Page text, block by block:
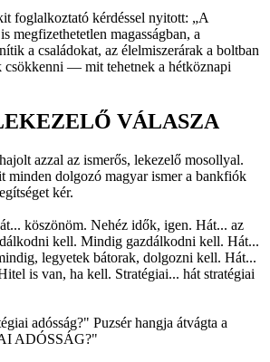
foglalkoztató kérdéssel nyitott: „A
megfizethetetlen magasságban, a
a családokat, az élelmiszerárak a boltban
csökkenni — mit tehetnek a hétköznapi
VÁLASZA
azzal az ismerős, lekezelő mosollyal.
minden dolgozó magyar ismer a bankfiók
kér.
köszönöm. Nehéz idők, igen. Hát... az
kell. Mindig gazdálkodni kell. Hát...
legyetek bátorak, dolgozni kell. Hát...
is van, ha kell. Stratégiai... hát stratégiai
adósság?" Puzsér hangja átvágta a
ADÓSSÁG?"